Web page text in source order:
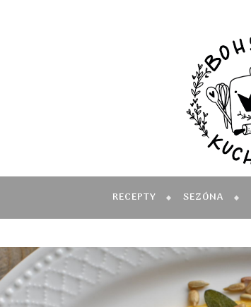
RECEPTY SEZÓNA